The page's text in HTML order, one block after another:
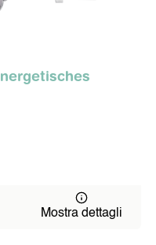
Mostra dettagli